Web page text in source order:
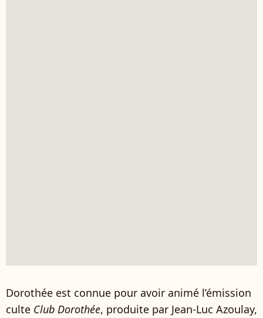
Dorothée est connue pour avoir animé l’émission
culte Club Dorothée, produite par Jean-Luc Azoulay,